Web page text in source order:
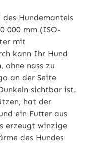
Hundemantels
000 mm (ISO-
mit
kann Ihr Hund
ohne nass zu
an der Seite
sichtbar ist.
hat der
ein Futter aus
erzeugt winzige
des Hundes